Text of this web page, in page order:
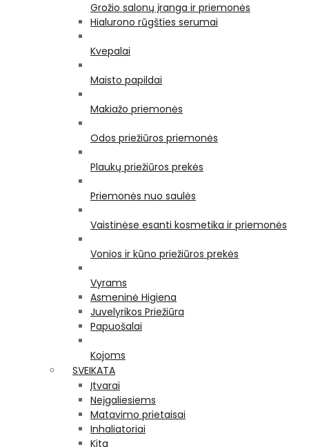
Grožio salonų įranga ir priemonės
Hialurono rūgšties serumai
Kvepalai
Maisto papildai
Makiažo priemonės
Odos priežiūros priemonės
Plaukų priežiūros prekės
Priemonės nuo saulės
Vaistinėse esanti kosmetika ir priemonės
Vonios ir kūno priežiūros prekės
Vyrams
Asmeninė Higiena
Juvelyrikos Priežiūra
Papuošalai
Kojoms
SVEIKATA
Įtvarai
Neįgaliesiems
Matavimo prietaisai
Inhaliatoriai
Kita